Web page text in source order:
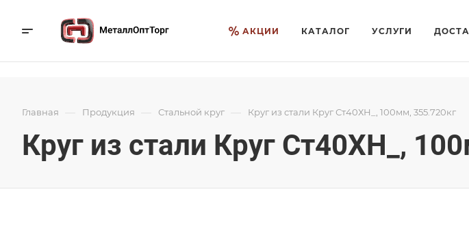
АКЦИИ КАТАЛОГ УСЛУГИ
Главная — Продукция — Стальной круг — Круг из стали Круг Ст40ХН_, 100мм, 355.720кг
Круг из стали Круг Ст40ХН_,